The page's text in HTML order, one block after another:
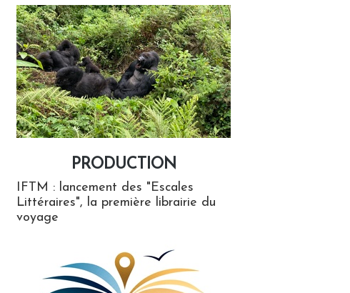
PRODUCTION
IFTM : lancement des "Escales
Littéraires", la première librairie du
voyage